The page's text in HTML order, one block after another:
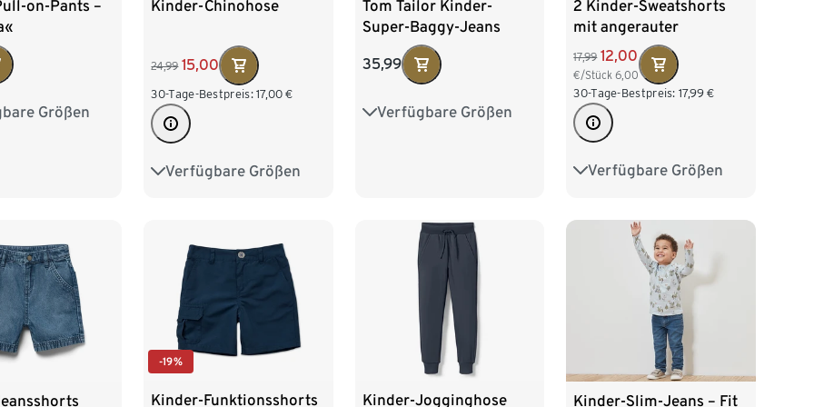
on-Pants –
Größen
98/104
Kinder-Chinohose
24,99 15,00
30-Tage-Bestpreis: 17,00 €
Verfügbare Größen
86/92 98/104
Tom Tailor Kinder-
Super-Baggy-Jeans
35,99
Verfügbare Größen
128 134 140 146
2 Kinder-Sweatshorts
mit angerauter
Innenseite
17,99 12,00
€/Stück6,00
30-Tage-Bestpreis: 17,99 €
Verfügbare Größen
86/92 98/104
-19%
Kinder-Funktionsshorts Kinder-Jogginghose
Kinder-Slim-Jeans – Fit